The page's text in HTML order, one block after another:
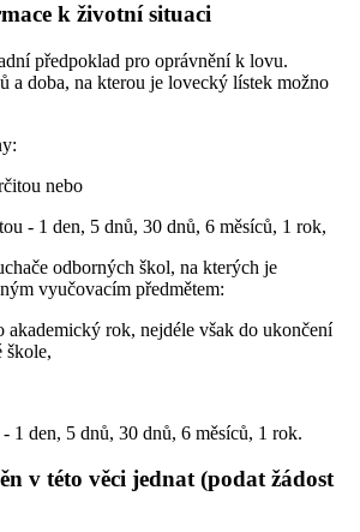
k životní situaci
předpoklad pro oprávnění k lovu.
a doba, na kterou je lovecký lístek možno
nebo
- 1 den, 5 dnů, 30 dnů, 6 měsíců, 1 rok,
odborných škol, na kterých je
vyučovacím předmětem:
akademický rok, nejdéle však do ukončení
škole,
1 den, 5 dnů, 30 dnů, 6 měsíců, 1 rok.
v této věci jednat (podat žádost